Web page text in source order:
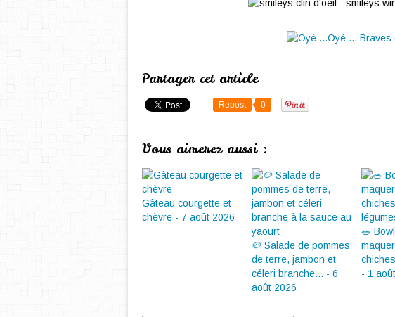
Partager cet article
Repost 0
Vous aimerez aussi :
Gâteau courgette et
chèvre - 7 août 2026
🥔 Salade de pommes
de terre, jambon et
céleri branche... - 6
août 2026
🥗
- 1